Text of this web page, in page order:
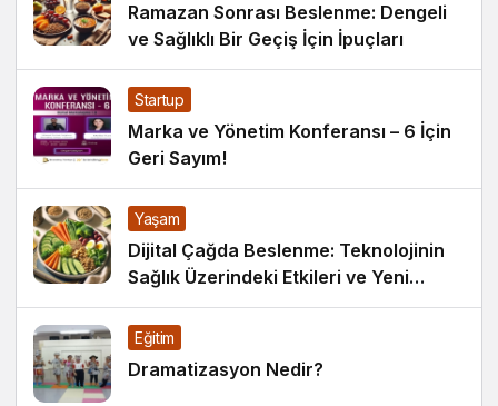
Ramazan Sonrası Beslenme: Dengeli
ve Sağlıklı Bir Geçiş İçin İpuçları
Startup
Marka ve Yönetim Konferansı – 6 İçin
Geri Sayım!
Yaşam
Dijital Çağda Beslenme: Teknolojinin
Sağlık Üzerindeki Etkileri ve Yeni
Alışkanlıklar
Eğitim
Dramatizasyon Nedir?